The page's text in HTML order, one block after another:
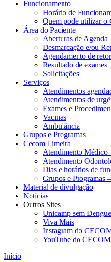
Funcionamento
Horário de
Quem pode utilizar o
Área do Paciente
Aberturas de Agenda
Desmarcação e/ou
Agendamento de
Resultado de exames
Solicitações
Serviços
Atendimentos
Atendimentos de
Exames e
Vacinas
Ambulância
Grupos e Programas
Cecom Limeira
Atendimento Médico
Atendimento
Dias e horários de
Grupos e Programas
Material de divulgação
Notícias
Outros Sites
Unicamp sem Dengue
Viva Mais
Instagram do
YouTube do CECOM
Início